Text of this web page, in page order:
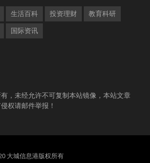
生活百科 投资理财 教育科研
国际资讯
，未经允许不可复制本站镜像，本站文章
权请邮件举报！
大城信息港版权所有